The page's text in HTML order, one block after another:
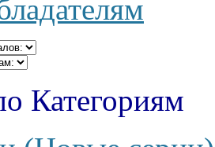
Категориям